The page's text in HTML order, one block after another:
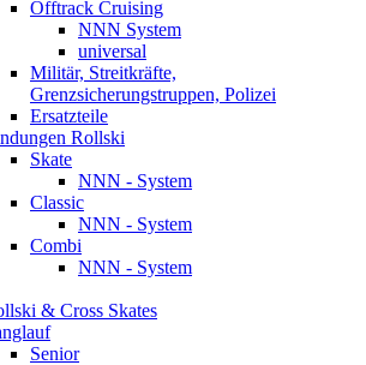
Offtrack Cruising
NNN System
universal
Militär, Streitkräfte,
Grenzsicherungstruppen, Polizei
Ersatzteile
Rollski
Skate
NNN - System
Classic
NNN - System
Combi
NNN - System
& Cross Skates
Senior